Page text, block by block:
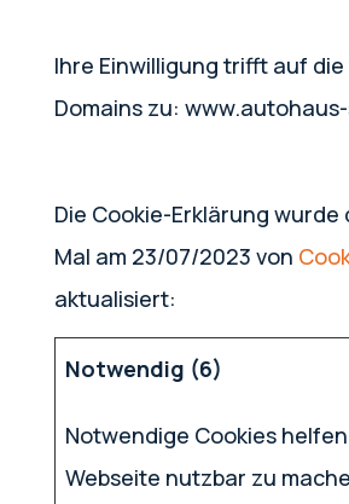
Ihre Einwilligung trifft auf
Domains zu:
Die Cookie-Erklärung wurde
Mal am 23/07/2023 von
aktualisiert:
Notwendig (6)
Notwendige Cookies
Webseite nutzbar zu